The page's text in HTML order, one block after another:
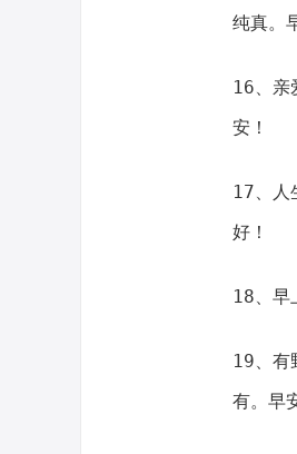
纯真。
16、亲
安！
17、人
好！
18、早
19、有
有。早